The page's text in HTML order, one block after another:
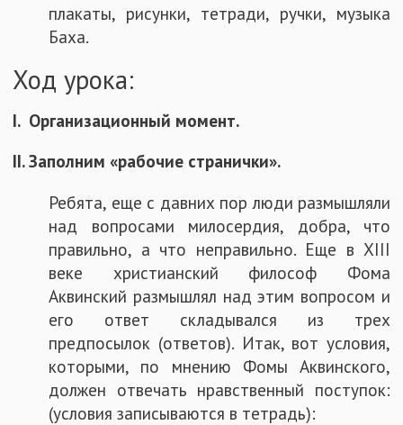
плакаты, рисунки, тетради, ручки, музыка
Баха.
Ход урока:
I. Организационный момент.
II. Заполним «рабочие странички».
Ребята, еще с давних пор люди размышляли
над вопросами милосердия, добра, что
правильно, а что неправильно. Еще в XIII
веке христианский философ Фома
Аквинский размышлял над этим вопросом и
его ответ складывался из трех
предпосылок (ответов). Итак, вот условия,
которыми, по мнению Фомы Аквинского,
должен отвечать нравственный поступок:
(условия записываются в тетрадь):